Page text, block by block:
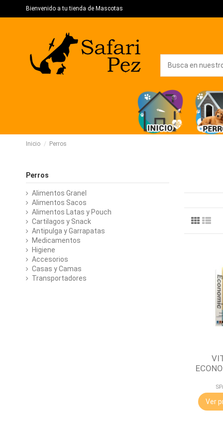
Bienvenido a tu tienda de Mascotas
Inicio Perros
Ver
Perros
Alimentos Granel
Alimentos Sacos
Alimentos Latas y Pouch
Cartilagos y Snack
Antipulga y Garrapatas
Medicamentos
Higiene
Accesorios
Casas y Camas
Transportadores